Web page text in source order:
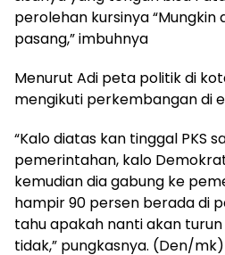
perolehan kursinya “Mungkin
pasang,” imbuhnya
Menurut Adi peta politik di
mengikuti perkembangan di
“Kalo diatas kan tinggal PKS
pemerintahan, kalo
kemudian dia gabung ke
hampir 90 persen berada di
tahu apakah nanti akan
tidak,” pungkasnya. (Den/mk)